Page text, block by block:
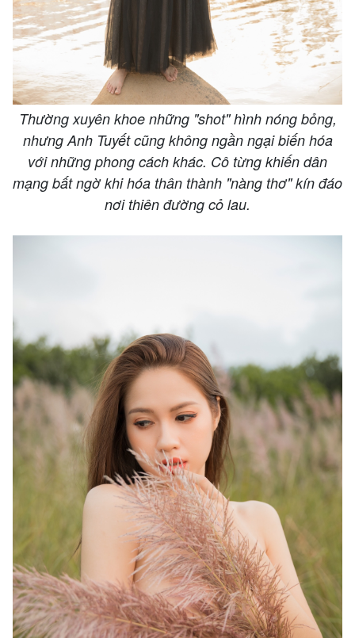
Thường xuyên khoe những "shot" hình nóng bỏng,
nhưng Anh Tuyết cũng không ngần ngại biến hóa
với những phong cách khác. Cô từng khiến dân
mạng bất ngờ khi hóa thân thành "nàng thơ" kín đáo
nơi thiên đường cỏ lau.